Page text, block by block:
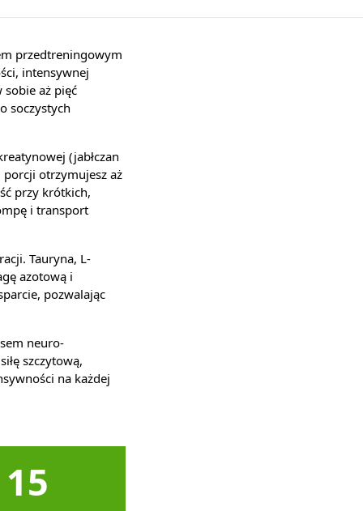
przedtreningowym
intensywnej
sobie aż pięć
soczystych
(jabłczan
otrzymujesz aż
przy krótkich,
i transport
Tauryna, L-
azotową i
pozwalając
neuro-
szczytową,
na każdej
15